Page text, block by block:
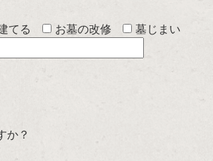
てる
お墓の改修
墓じまい
か？